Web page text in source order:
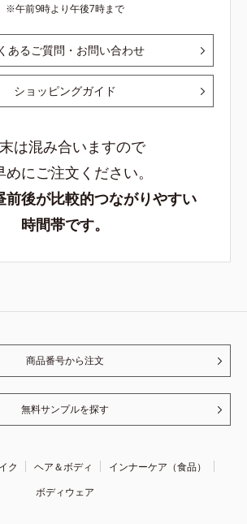
午前9時より午後7時まで
あるご質問・お問い合わせ
ショッピングガイド
は混み合いますので
めにご注文ください。
前後が比較的つながりやすい
時間帯です。
商品番号から注文
無料サンプルを探す
ク ヘア＆ボディ
インナーケア（食品）
ボディウェア